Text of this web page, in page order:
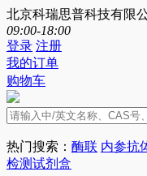
北京科瑞思普科技有限
09:00-18:00
登录 注册
我的订单
购物车
热门搜索： 酶联 内参抗
检测试剂盒